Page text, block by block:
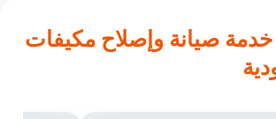
صيانة وإصلاح مكيفات